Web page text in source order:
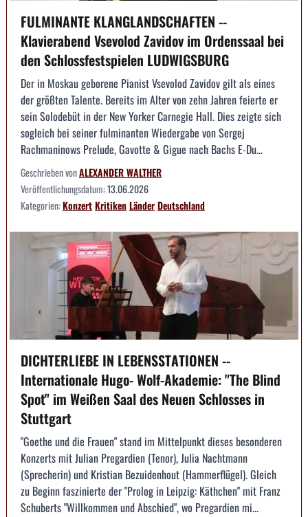
FULMINANTE KLANGLANDSCHAFTEN --
Klavierabend Vsevolod Zavidov im Ordenssaal bei
den Schlossfestspielen LUDWIGSBURG
Der in Moskau geborene Pianist Vsevolod Zavidov gilt als eines
der größten Talente. Bereits im Alter von zehn Jahren feierte er
sein Solodebüt in der New Yorker Carnegie Hall. Dies zeigte sich
sogleich bei seiner fulminanten Wiedergabe von Sergej
Rachmaninows Prelude, Gavotte & Gigue nach Bachs E-Du...
Geschrieben vonALEXANDER WALTHER
Veröffentlichungsdatum:13.06.2026
Kategorien:KonzertKritikenLänderDeutschland
DICHTERLIEBE IN LEBENSSTATIONEN --
Internationale Hugo- Wolf-Akademie: "The Blind
Spot" im Weißen Saal des Neuen Schlosses in
Stuttgart
"Goethe und die Frauen" stand im Mittelpunkt dieses besonderen
Konzerts mit Julian Pregardien (Tenor), Julia Nachtmann
(Sprecherin) und Kristian Bezuidenhout (Hammerflügel). Gleich
zu Beginn faszinierte der "Prolog in Leipzig: Käthchen" mit Franz
Schuberts "Willkommen und Abschied", wo Pregardien mi...